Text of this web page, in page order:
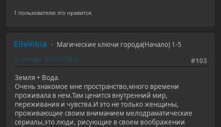
1 пользователю это нравится.
ElleVikia
Магические ключи города(Начало) 1-5
#103
22 октября 2021, 01:08:26
Земля + Вода.
Очень знакомое мне пространство,много времени
проживала в нем.Там ценится внутренний мир,
переживания и чувства.И это не только женщины,
проживающие своим вниманием мелодраматические
сериалы,это люди, рисующие в своем воображении